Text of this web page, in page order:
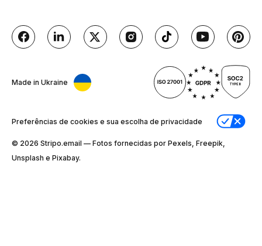
Made in Ukraine
Preferências de cookies e sua escolha de privacidade
© 2026 Stripо.email — Fotos fornecidas por Pexels, Freepik,
Unsplash e Pixabay.